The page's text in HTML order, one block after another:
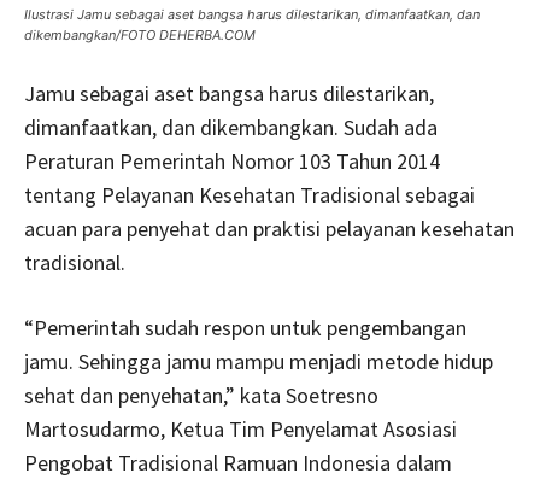
Ilustrasi Jamu sebagai aset bangsa harus dilestarikan, dimanfaatkan, dan
dikembangkan/FOTO DEHERBA.COM
Jamu sebagai aset bangsa harus dilestarikan,
dimanfaatkan, dan dikembangkan. Sudah ada
Peraturan Pemerintah Nomor 103 Tahun 2014
tentang Pelayanan Kesehatan Tradisional sebagai
acuan para penyehat dan praktisi pelayanan kesehatan
tradisional.
“Pemerintah sudah respon untuk pengembangan
jamu. Sehingga jamu mampu menjadi metode hidup
sehat dan penyehatan,” kata Soetresno
Martosudarmo, Ketua Tim Penyelamat Asosiasi
Pengobat Tradisional Ramuan Indonesia dalam